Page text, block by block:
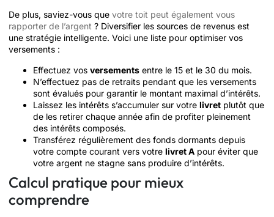
De plus, saviez-vous que votre toit peut également vous
rapporter de l’argent ? Diversifier les sources de revenus est
une stratégie intelligente. Voici une liste pour optimiser vos
versements :
Effectuez vos versements entre le 15 et le 30 du mois.
N’effectuez pas de retraits pendant que les versements
sont évalués pour garantir le montant maximal d’intérêts.
Laissez les intérêts s’accumuler sur votre livret plutôt que
de les retirer chaque année afin de profiter pleinement
des intérêts composés.
Transférez régulièrement des fonds dormants depuis
votre compte courant vers votre livret A pour éviter que
votre argent ne stagne sans produire d’intérêts.
Calcul pratique pour mieux
comprendre